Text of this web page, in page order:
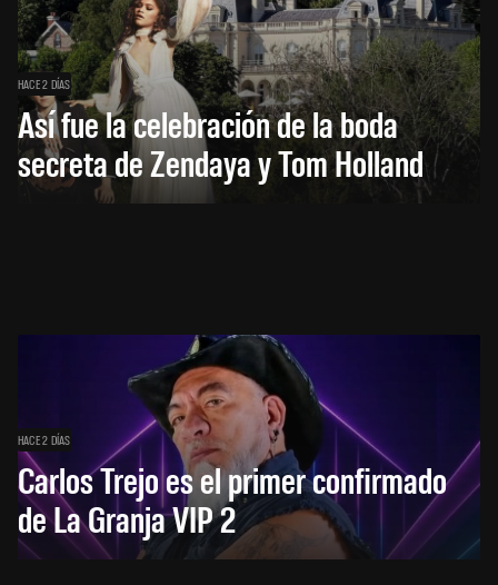
HACE 2 DÍAS
Así fue la celebración de la boda
secreta de Zendaya y Tom Holland
HACE 2 DÍAS
Carlos Trejo es el primer confirmado
de La Granja VIP 2